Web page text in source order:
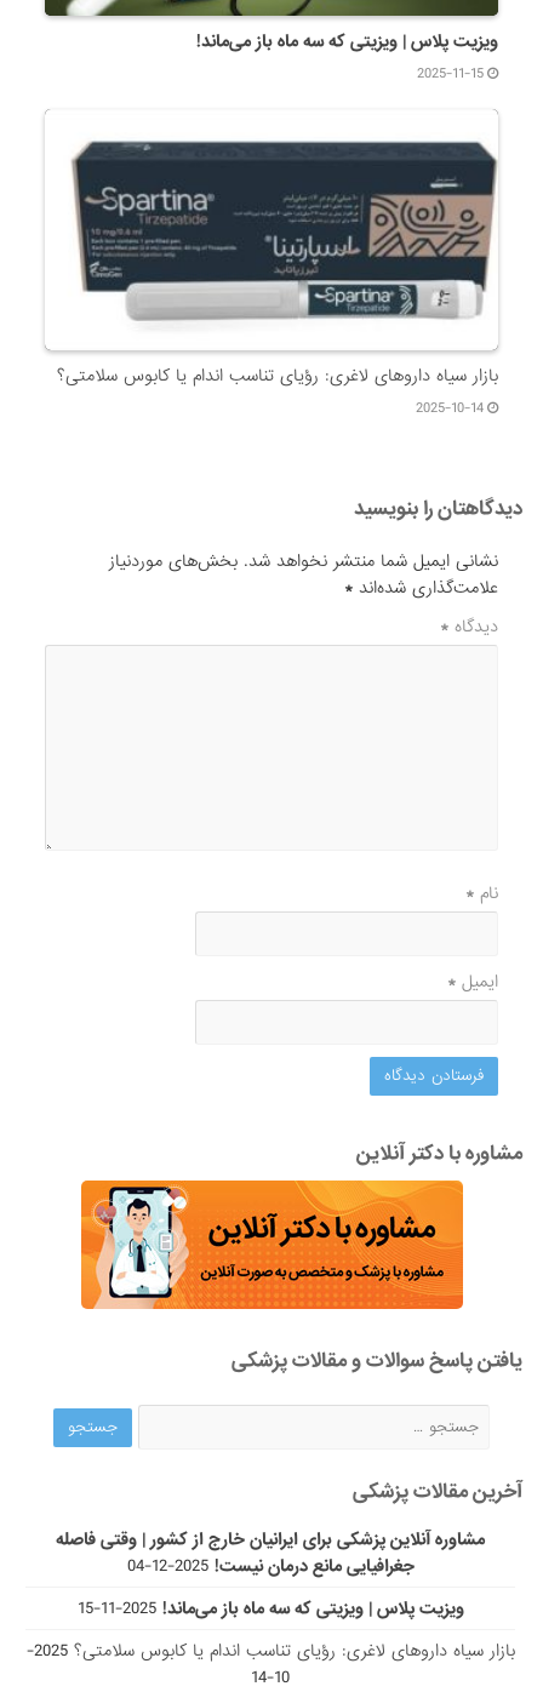
ویزیت پلاس | ویزیتی که سه ماه باز می‌ماند!
2025-11-15
بازار سیاه داروهای لاغری: رؤیای تناسب اندام یا کابوس سلامتی؟
2025-10-14
دیدگاهتان را بنویسید
نشانی ایمیل شما منتشر نخواهد شد. بخش‌های موردنیاز
علامت‌گذاری شده‌اند*
دیدگاه*
نام*
ایمیل*
مشاوره با دکتر آنلاین
یافتن پاسخ سوالات و مقالات پزشکی
آخرین مقالات پزشکی
مشاوره آنلاین پزشکی برای ایرانیان خارج از کشور | وقتی فاصله
جغرافیایی مانع درمان نیست! 2025-12-04
ویزیت پلاس | ویزیتی که سه ماه باز می‌ماند! 2025-11-15
بازار سیاه داروهای لاغری: رؤیای تناسب اندام یا کابوس سلامتی؟
2025-
10-14